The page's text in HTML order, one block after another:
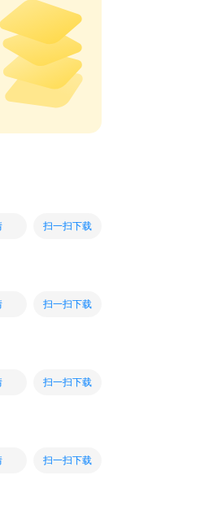
扫一扫下载
扫一扫下载
扫一扫下载
扫一扫下载